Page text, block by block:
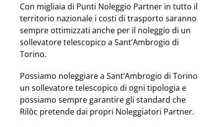
Con migliaia di Punti Noleggio Partner in tutto il
territorio nazionale i costi di trasporto saranno
sempre ottimizzati anche per il noleggio di un
sollevatore telescopico a Sant’Ambrogio di
Torino.
Possiamo noleggiare a Sant’Ambrogio di Torino
un sollevatore telescopico di ogni tipologia e
possiamo sempre garantire gli standard che
Rilòc pretende dai propri Noleggiatori Partner.